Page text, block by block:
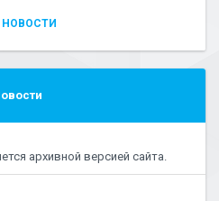
НОВОСТИ
архивной версией сайта.